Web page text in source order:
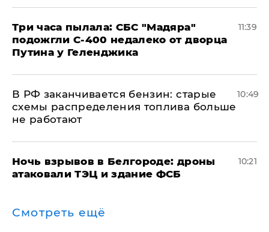
Три часа пылала: СБС "Мадяра"
подожгли С-400 недалеко от дворца
Путина у Геленджика
11:39
​В РФ заканчивается бензин: старые
схемы распределения топлива больше
не работают
10:49
​Ночь взрывов в Белгороде: дроны
атаковали ТЭЦ и здание ФСБ
10:21
Смотреть ещё